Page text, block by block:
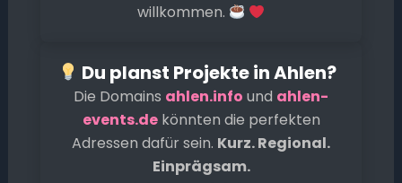
willkommen.
Du planst Projekte in Ahlen?
Die Domains ahlen.info und ahlen-
events.dekönnten die perfekten
Adressen dafür sein. Kurz. Regional.
Einprägsam.